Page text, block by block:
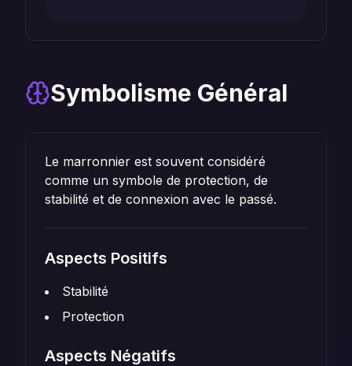
Symbolisme Général
Le marronnier est souvent considéré
comme un symbole de protection, de
stabilité et de connexion avec le passé.
Aspects Positifs
Stabilité
Protection
Aspects Négatifs